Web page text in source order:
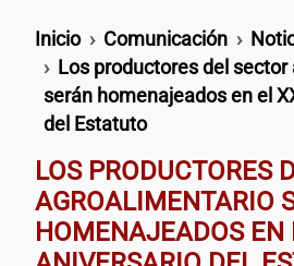
Ruta de navegación
Inicio Comunicación
Los productores del
serán homenajeados en el
del Estatuto
LOS PRODUCTORES
AGROALIMENTARIO
HOMENAJEADOS EN